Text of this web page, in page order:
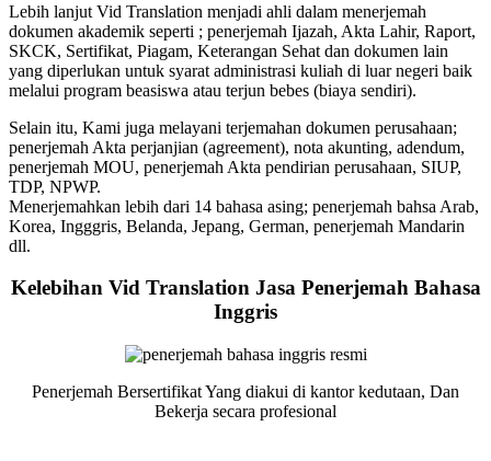
Lebih lanjut Vid Translation menjadi ahli dalam menerjemah
dokumen akademik seperti ; penerjemah Ijazah, Akta Lahir, Raport,
SKCK, Sertifikat, Piagam, Keterangan Sehat dan dokumen lain
yang diperlukan untuk syarat administrasi kuliah di luar negeri baik
melalui program beasiswa atau terjun bebes (biaya sendiri).
Selain itu, Kami juga melayani terjemahan dokumen perusahaan;
penerjemah Akta perjanjian (agreement), nota akunting, adendum,
penerjemah MOU, penerjemah Akta pendirian perusahaan, SIUP,
TDP, NPWP.
Menerjemahkan lebih dari 14 bahasa asing; penerjemah bahsa Arab,
Korea, Ingggris, Belanda, Jepang, German, penerjemah Mandarin
dll.
Kelebihan Vid Translation Jasa Penerjemah Bahasa
Inggris
Penerjemah Bersertifikat Yang diakui di kantor kedutaan, Dan
Bekerja secara profesional